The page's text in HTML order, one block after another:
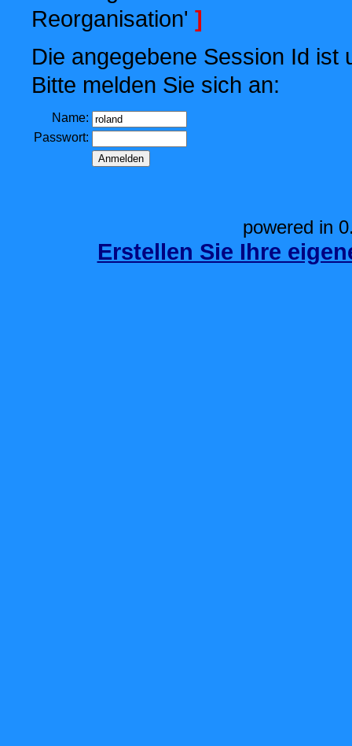
Reorganisation' ]
Die angegebene Session Id ist
Bitte melden Sie sich an:
Name:
Passwort:
powered in
Erstellen Sie Ihre